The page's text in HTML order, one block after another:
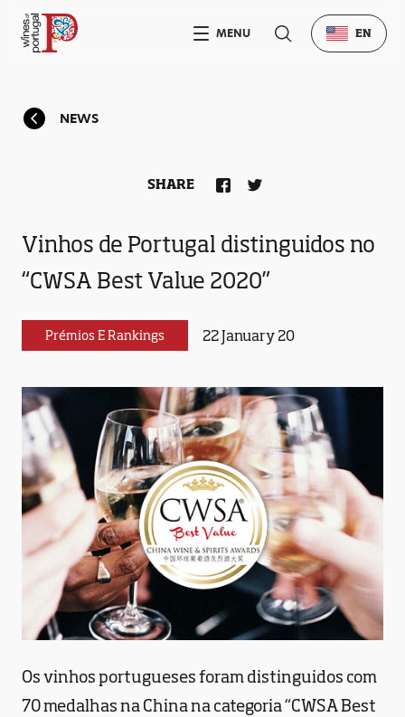
NEWS
Vinhos de Portugal distinguidos no
“CWSA Best Value 2020”
Prémios E Rankings 22 January 20
SHARE
Os vinhos portugueses foram distinguidos com
70 medalhas na China na categoria “CWSA Best
MENU EN